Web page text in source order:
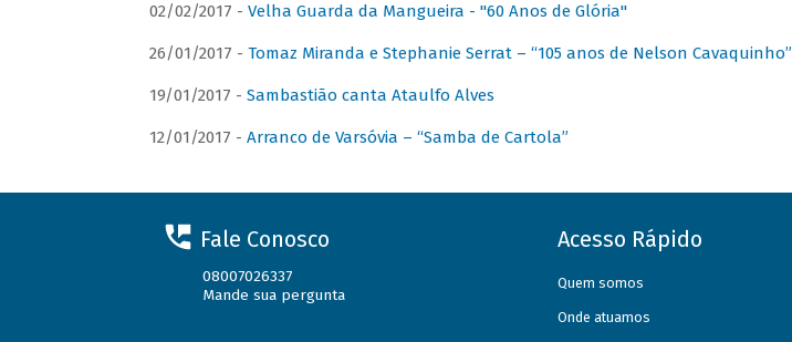
02/02/2017 - Velha Guarda da Mangueira - "60 Anos de Glória"
26/01/2017 - Tomaz Miranda e Stephanie Serrat – “105 anos de Nelson Cavaquinho”
19/01/2017 - Sambastião canta Ataulfo Alves
12/01/2017 - Arranco de Varsóvia – “Samba de Cartola”
Fale Conosco
08007026337
Mande sua pergunta
Acesso Rápido
Quem somos
Onde atuamos